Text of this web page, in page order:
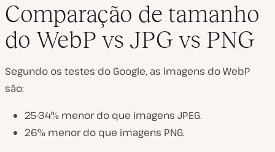
Comparação de tamanho
do WebP vs JPG vs PNG
Segundo os testes do Google, as imagens do WebP
são:
25-34% menor do que imagens JPEG.
26% menor do que imagens PNG.